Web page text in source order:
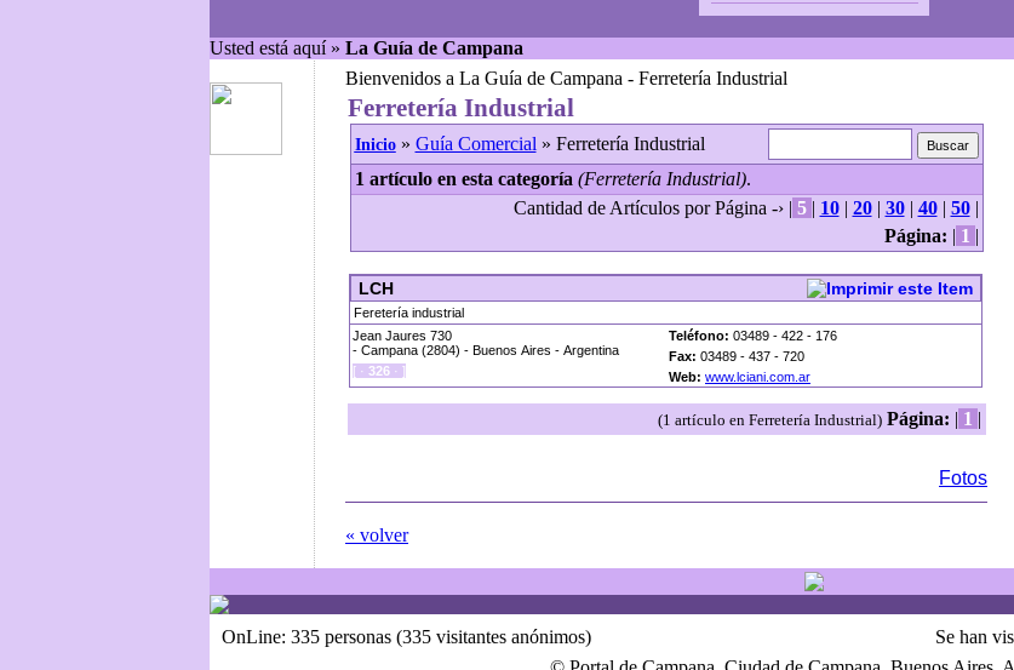
Usted está aquí » La Guía de Campana
Bienvenidos a La Guía de Campana - Ferretería Industrial
Ferretería Industrial
Inicio» Guía Comercial » Ferretería Industrial
1 artículo en esta categoría (Ferretería Industrial).
Cantidad de Artículos por Página -› | 5 | 10| 20| 30| 40| 50|
Página: | 1 |
LCH
Feretería industrial
Jean Jaures 730
- Campana (2804) - Buenos Aires - Argentina
[ · 326 · ]
Teléfono: 03489 - 422 - 176
Fax: 03489 - 437 - 720
Web: www.lciani.com.ar
(1 artículo en Ferretería Industrial) Página: | 1 |
Fotos
« volver
Se han
OnLine: 335 personas (335 visitantes anónimos)